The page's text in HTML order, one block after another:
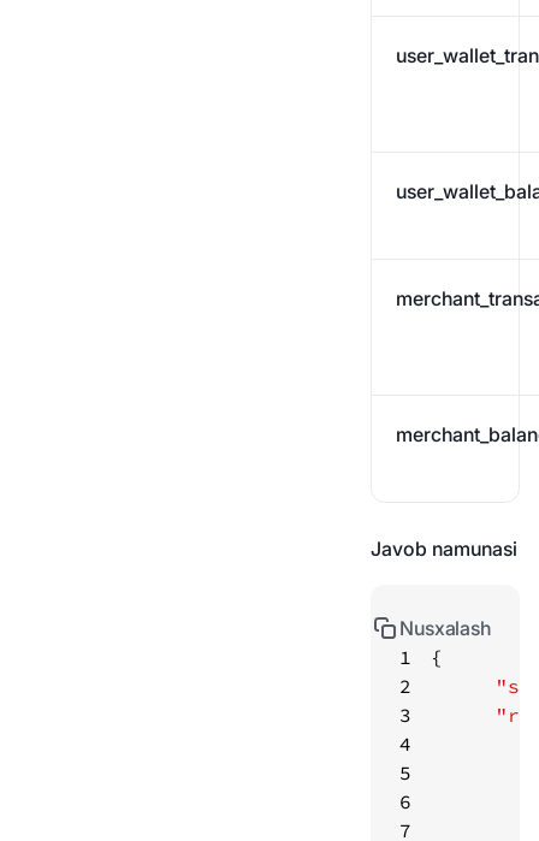
Javob namunasi
1
2
3
4
5
6
7
Nusxalash